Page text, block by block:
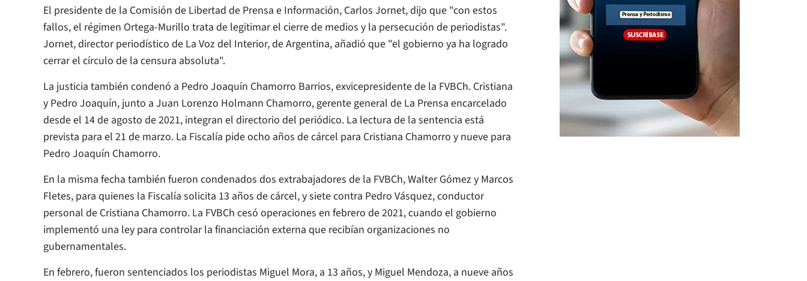
El presidente de la Comisión de Libertad de Prensa e Información, Carlos Jornet, dijo que "con estos
fallos, el régimen Ortega-Murillo trata de legitimar el cierre de medios y la persecución de periodistas".
Jornet, director periodístico de La Voz del Interior, de Argentina, añadió que "el gobierno ya ha logrado
cerrar el círculo de la censura absoluta".
La justicia también condenó a Pedro Joaquín Chamorro Barrios, exvicepresidente de la FVBCh. Cristiana
y Pedro Joaquín, junto a Juan Lorenzo Holmann Chamorro, gerente general de La Prensa encarcelado
desde el 14 de agosto de 2021, integran el directorio del periódico. La lectura de la sentencia está
prevista para el 21 de marzo. La Fiscalía pide ocho años de cárcel para Cristiana Chamorro y nueve para
Pedro Joaquín Chamorro.
En la misma fecha también fueron condenados dos extrabajadores de la FVBCh, Walter Gómez y Marcos
Fletes, para quienes la Fiscalía solicita 13 años de cárcel, y siete contra Pedro Vásquez, conductor
personal de Cristiana Chamorro. La FVBCh cesó operaciones en febrero de 2021, cuando el gobierno
implementó una ley para controlar la financiación externa que recibían organizaciones no
gubernamentales.
En febrero, fueron sentenciados los periodistas Miguel Mora, a 13 años, y Miguel Mendoza, a nueve años